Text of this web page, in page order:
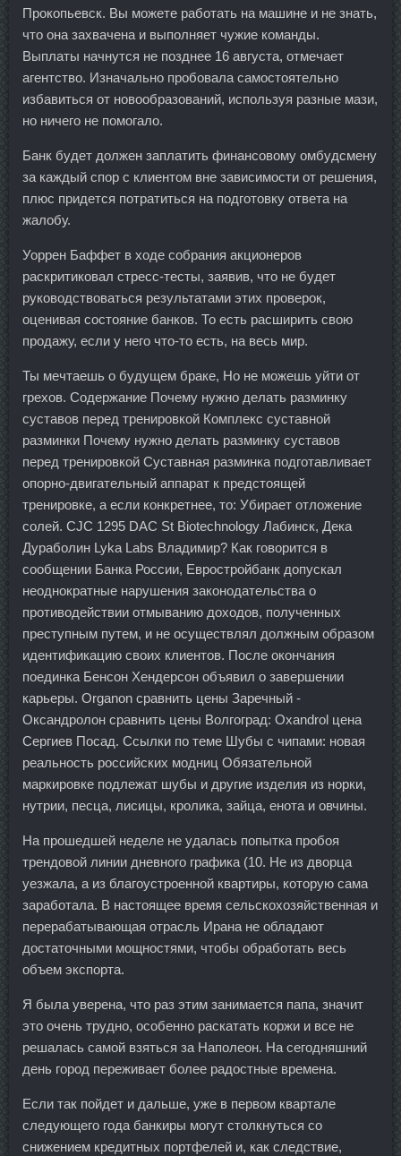
Прокопьевск. Вы можете работать на машине и не знать,
что она захвачена и выполняет чужие команды.
Выплаты начнутся не позднее 16 августа, отмечает
агентство. Изначально пробовала самостоятельно
избавиться от новообразований, используя разные мази,
но ничего не помогало.
Банк будет должен заплатить финансовому омбудсмену
за каждый спор с клиентом вне зависимости от решения,
плюс придется потратиться на подготовку ответа на
жалобу.
Уоррен Баффет в ходе собрания акционеров
раскритиковал стресс-тесты, заявив, что не будет
руководствоваться результатами этих проверок,
оценивая состояние банков. То есть расширить свою
продажу, если у него что-то есть, на весь мир.
Ты мечтаешь о будущем браке, Но не можешь уйти от
грехов. Содержание Почему нужно делать разминку
суставов перед тренировкой Комплекс суставной
разминки Почему нужно делать разминку суставов
перед тренировкой Суставная разминка подготавливает
опорно-двигательный аппарат к предстоящей
тренировке, а если конкретнее, то: Убирает отложение
солей. CJC 1295 DAC St Biotechnology Лабинск, Дека
Дураболин Lyka Labs Владимир? Как говорится в
сообщении Банка России, Евростройбанк допускал
неоднократные нарушения законодательства о
противодействии отмыванию доходов, полученных
преступным путем, и не осуществлял должным образом
идентификацию своих клиентов. После окончания
поединка Бенсон Хендерсон объявил о завершении
карьеры. Organon сравнить цены Заречный -
Оксандролон сравнить цены Волгоград: Oxandrol цена
Сергиев Посад. Ссылки по теме Шубы с чипами: новая
реальность российских модниц Обязательной
маркировке подлежат шубы и другие изделия из норки,
нутрии, песца, лисицы, кролика, зайца, енота и овчины.
На прошедшей неделе не удалась попытка пробоя
трендовой линии дневного графика (10. Не из дворца
уезжала, а из благоустроенной квартиры, которую сама
заработала. В настоящее время сельскохозяйственная и
перерабатывающая отрасль Ирана не обладают
достаточными мощностями, чтобы обработать весь
объем экспорта.
Я была уверена, что раз этим занимается папа, значит
это очень трудно, особенно раскатать коржи и все не
решалась самой взяться за Наполеон. На сегодняшний
день город переживает более радостные времена.
Если так пойдет и дальше, уже в первом квартале
следующего года банкиры могут столкнуться со
снижением кредитных портфелей и, как следствие,